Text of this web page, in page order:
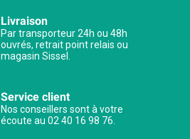
Livraison
Par transporteur 24h ou 48h
ouvrés, retrait point relais ou
magasin Sissel.
Service client
Nos conseillers sont à votre
écoute au 02 40 16 98 76.